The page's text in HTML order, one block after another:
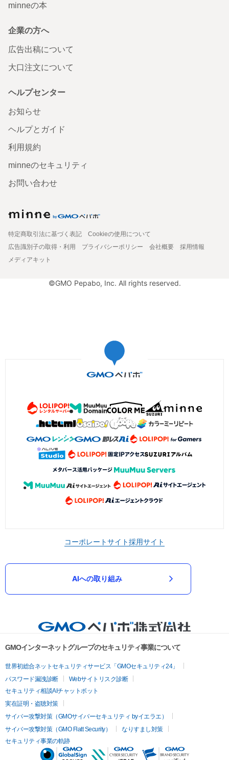
minneの本
企業の方へ
広告出稿について
大口注文について
ヘルプセンター
お知らせ
ヘルプとガイド
利用規約
minneのセキュリティ
お問い合わせ
特定商取引法に基づく表記
Cookieの使用について
広告識別子の取得・利用
プライバシーポリシー 会社概要
採用情報
メディアキット
©GMO Pepabo, Inc. All rights reserved.
コーポレートサイト採用サイト
AIへの取り組み
GMOインターネットグループのセキュリティ事業について
世界初総合ネットセキュリティサービス「GMOセキュリティ24」
パスワード漏洩診断
Webサイトリスク診断
セキュリティ相談AIチャットボット
実在証明・盗聴対策
サイバー攻撃対策（GMOサイバーセキュリティ byイエラエ）
サイバー攻撃対策（GMO Flatt Security）
なりすまし対策
セキュリティ事業の軌跡